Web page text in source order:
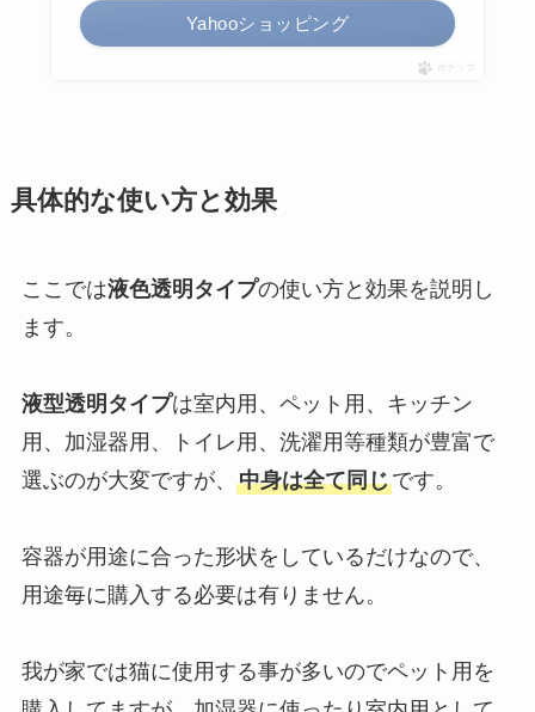
Yahooショッピング
ポチップ
具体的な使い方と効果
ここでは液色透明タイプの使い方と効果を説明し
ます。
液型透明タイプは室内用、ペット用、キッチン
用、加湿器用、トイレ用、洗濯用等種類が豊富で
選ぶのが大変ですが、 中身は全て同じです。
容器が用途に合った形状をしているだけなので、
用途毎に購入する必要は有りません。
我が家では猫に使用する事が多いのでペット用を